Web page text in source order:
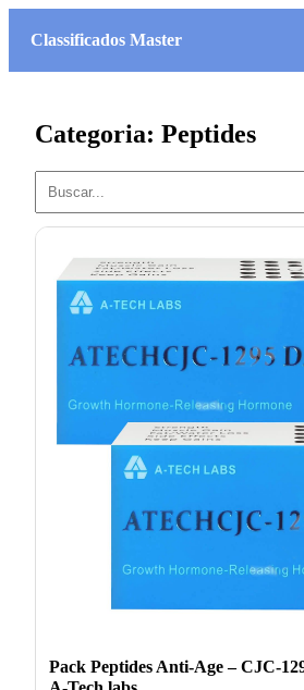
Classificados Master
Categoria: Peptides
Pack Peptides Anti-Age – CJC-